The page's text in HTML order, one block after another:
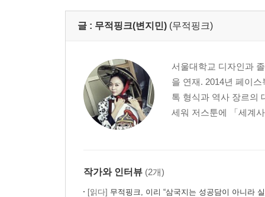
글 : 무적핑크(변지민) (무적핑크)
서울대학교 디자인과
을 연재. 2014년 페이
톡 형식과 역사 장르의
세워 저스툰에 「세계
작가와 인터뷰 (2개)
[읽다] 무적핑크, 이리 “삼국지는 성공담이 아니라